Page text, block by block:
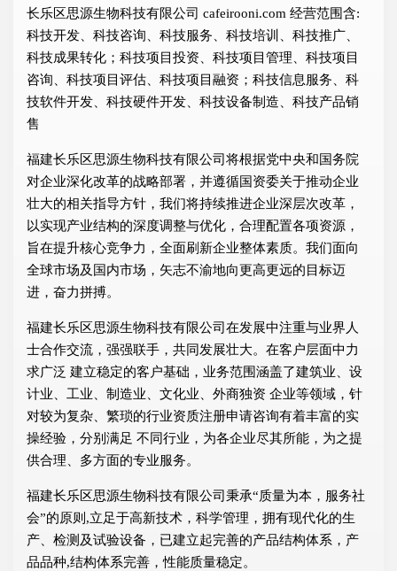
长乐区思源生物科技有限公司 cafeirooni.com 经营范围含:
科技开发、科技咨询、科技服务、科技培训、科技推广、
科技成果转化；科技项目投资、科技项目管理、科技项目
咨询、科技项目评估、科技项目融资；科技信息服务、科
技软件开发、科技硬件开发、科技设备制造、科技产品销
售
福建长乐区思源生物科技有限公司将根据党中央和国务院
对企业深化改革的战略部署，并遵循国资委关于推动企业
壮大的相关指导方针，我们将持续推进企业深层次改革，
以实现产业结构的深度调整与优化，合理配置各项资源，
旨在提升核心竞争力，全面刷新企业整体素质。我们面向
全球市场及国内市场，矢志不渝地向更高更远的目标迈
进，奋力拼搏。
福建长乐区思源生物科技有限公司在发展中注重与业界人
士合作交流，强强联手，共同发展壮大。在客户层面中力
求广泛 建立稳定的客户基础，业务范围涵盖了建筑业、设
计业、工业、制造业、文化业、外商独资 企业等领域，针
对较为复杂、繁琐的行业资质注册申请咨询有着丰富的实
操经验，分别满足 不同行业，为各企业尽其所能，为之提
供合理、多方面的专业服务。
福建长乐区思源生物科技有限公司秉承“质量为本，服务社
会”的原则,立足于高新技术，科学管理，拥有现代化的生
产、检测及试验设备，已建立起完善的产品结构体系，产
品品种,结构体系完善，性能质量稳定。